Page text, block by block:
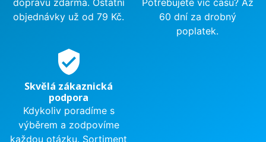
dopravu zdarma. Ostatní
objednávky už od 79 Kč.
Potřebujete víc času? Až
60 dní za drobný
poplatek.
verified_user
Skvělá zákaznická
podpora
Kdykoliv poradíme s
výběrem a zodpovíme
každou otázku. Sortiment